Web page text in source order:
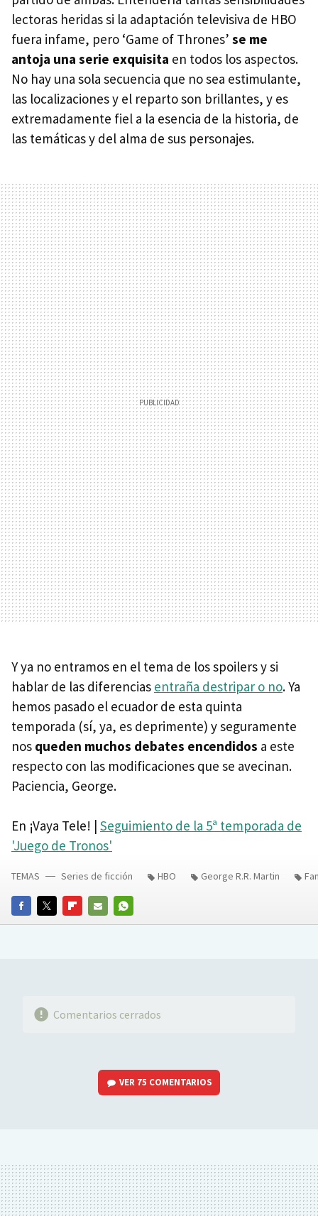
lectoras heridas si la adaptación televisiva de HBO
fuera infame, pero ‘Game of Thrones’ se me
antoja una serie exquisita en todos los aspectos.
No hay una sola secuencia que no sea estimulante,
las localizaciones y el reparto son brillantes, y es
extremadamente fiel a la esencia de la historia, de
las temáticas y del alma de sus personajes.
Y ya no entramos en el tema de los spoilers y si
hablar de las diferencias entraña destripar o no. Ya
hemos pasado el ecuador de esta quinta
temporada (sí, ya, es deprimente) y seguramente
nos queden muchos debates encendidos a este
respecto con las modificaciones que se avecinan.
Paciencia, George.
En ¡Vaya Tele! | Seguimiento de la 5ª temporada de
'Juego de Tronos'
FACEBOOKTWITTERFLIPBOARD
E-
WHATSAPP
TEMAS Series de ficción HBO George R.R. Martin
Comentarios cerrados
VER 75 COMENTARIOS